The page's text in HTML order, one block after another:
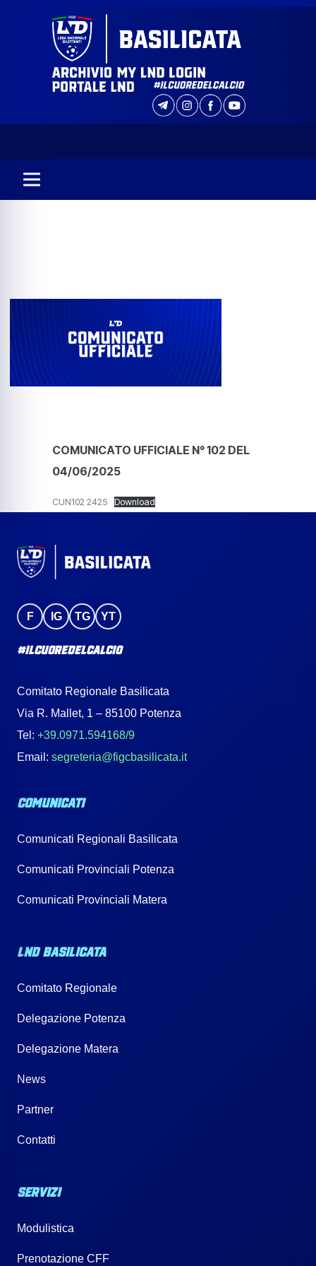
COMUNICATO UFFICIALE N° 102 DEL
04/06/2025
CUN102 2425 Download
F IG TG YT
#IlCuoreDelCalcio
Comitato Regionale Basilicata
Via R. Mallet, 1 – 85100 Potenza
Tel: +39.0971.594168/9
Email: segreteria@figcbasilicata.it
COMUNICATI
Comunicati Regionali Basilicata
Comunicati Provinciali Potenza
Comunicati Provinciali Matera
LND BASILICATA
Comitato Regionale
Delegazione Potenza
Delegazione Matera
News
Partner
Contatti
SERVIZI
Modulistica
Prenotazione CFF